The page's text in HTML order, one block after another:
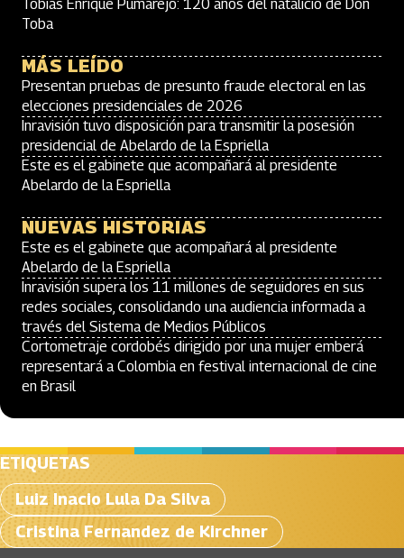
Tobías Enrique Pumarejo: 120 años del natalicio de Don
Toba
MÁS LEÍDO
Presentan pruebas de presunto fraude electoral en las
elecciones presidenciales de 2026
Inravisión tuvo disposición para transmitir la posesión
presidencial de Abelardo de la Espriella
Este es el gabinete que acompañará al presidente
Abelardo de la Espriella
NUEVAS HISTORIAS
Este es el gabinete que acompañará al presidente
Abelardo de la Espriella
Inravisión supera los 11 millones de seguidores en sus
redes sociales, consolidando una audiencia informada a
través del Sistema de Medios Públicos
Cortometraje cordobés dirigido por una mujer emberá
representará a Colombia en festival internacional de cine
en Brasil
ETIQUETAS
Luiz Inacio Lula Da Silva
Cristina Fernandez de Kirchner